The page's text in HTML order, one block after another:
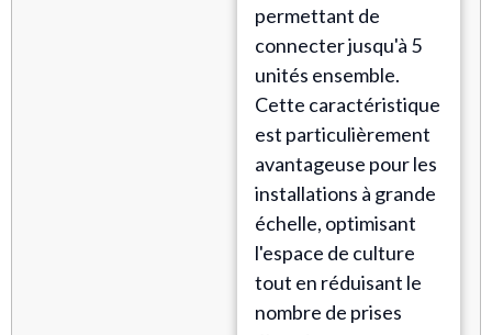
permettant de
connecter jusqu'à 5
unités ensemble.
Cette caractéristique
est particulièrement
avantageuse pour les
installations à grande
échelle, optimisant
l'espace de culture
tout en réduisant le
nombre de prises